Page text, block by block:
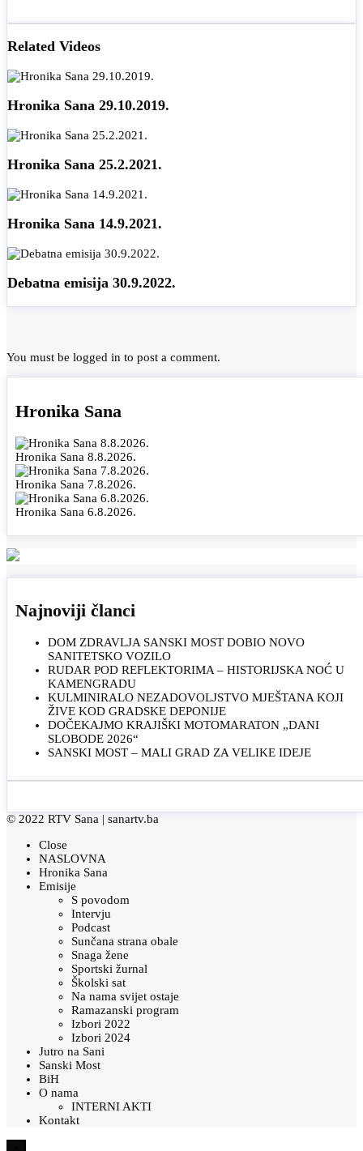
Related Videos
Hronika Sana 29.10.2019.
Hronika Sana 25.2.2021.
Hronika Sana 14.9.2021.
Debatna emisija 30.9.2022.
You must be logged in to post a comment.
Hronika Sana
Hronika Sana 8.8.2026.
Hronika Sana 7.8.2026.
Hronika Sana 6.8.2026.
Najnoviji članci
DOM ZDRAVLJA SANSKI MOST DOBIO NOVO
SANITETSKO VOZILO
RUDAR POD REFLEKTORIMA – HISTORIJSKA NOĆ U
KAMENGRADU
KULMINIRALO NEZADOVOLJSTVO MJEŠTANA KOJI
ŽIVE KOD GRADSKE DEPONIJE
DOČEKAJMO KRAJIŠKI MOTOMARATON „DANI
SLOBODE 2026“
SANSKI MOST – MALI GRAD ZA VELIKE IDEJE
© 2022 RTV Sana | sanartv.ba
Close
NASLOVNA
Hronika Sana
Emisije
S povodom
Intervju
Podcast
Sunčana strana obale
Snaga žene
Sportski žurnal
Školski sat
Na nama svijet ostaje
Ramazanski program
Izbori 2022
Izbori 2024
Jutro na Sani
Sanski Most
BiH
O nama
INTERNI AKTI
Kontakt